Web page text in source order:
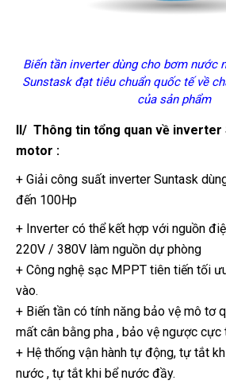
Biến tần inverter dùng cho bơm nước
Sunstask đạt tiêu chuẩn quốc tế về
của sản phẩm
II/ Thông tin tổng quan về inverter
motor :
+ Giải công suất inverter Suntask
đến 100Hp
+ Inverter có thể kết hợp với nguồn
220V / 380V làm nguồn dự phòng
+ Công nghệ sạc MPPT tiên tiến tối
vào.
+ Biến tần có tính năng bảo vệ mô tơ
mất cân bằng pha , bảo vệ ngược cực
+ Hệ thống vận hành tự động, tự tắt
nước , tự tắt khi bể nước đầy.